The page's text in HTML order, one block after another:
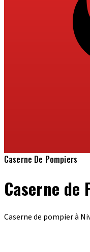
Caserne De Pompiers
Caserne de
Caserne de pompier à